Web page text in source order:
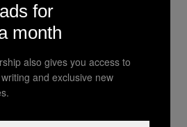
for
month
also gives you access to
and exclusive new